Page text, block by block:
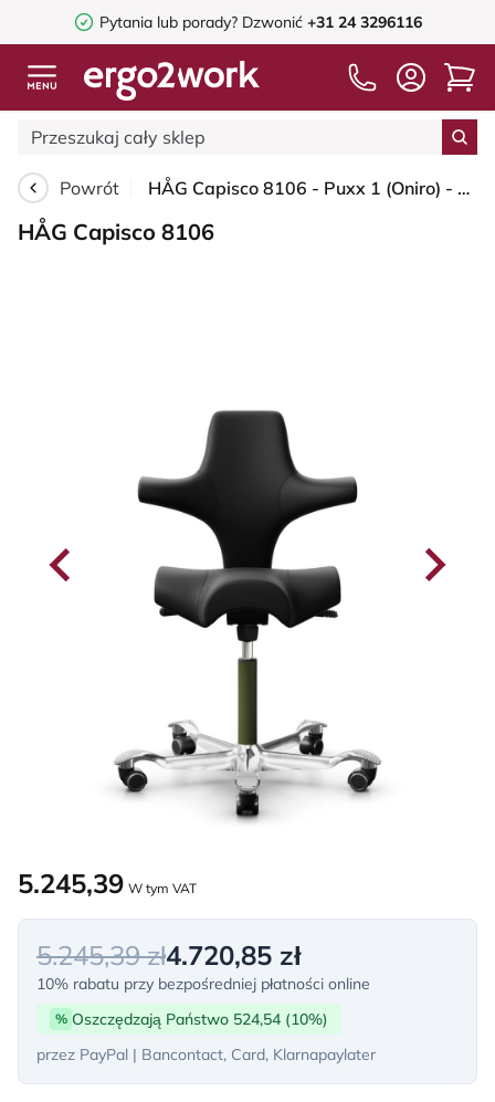
Pytania lub porady? Dzwonić +31 24 3296116
Powrót HÅG Capisco 8106 - Puxx 1 (Oniro) - Skóra syntetyczna z poliuretanu - PU215816 - Black - Moss Grey - 265 mm (seat height 53-79cm) - Hard castors for soft floors
HÅG Capisco 8106
5.245,39 W tym VAT
5.245,39 zł4.720,85 zł
10% rabatu przy bezpośredniej płatności online
% Oszczędzają Państwo 524,54 (10%)
przez PayPal | Bancontact, Card, Klarnapaylater